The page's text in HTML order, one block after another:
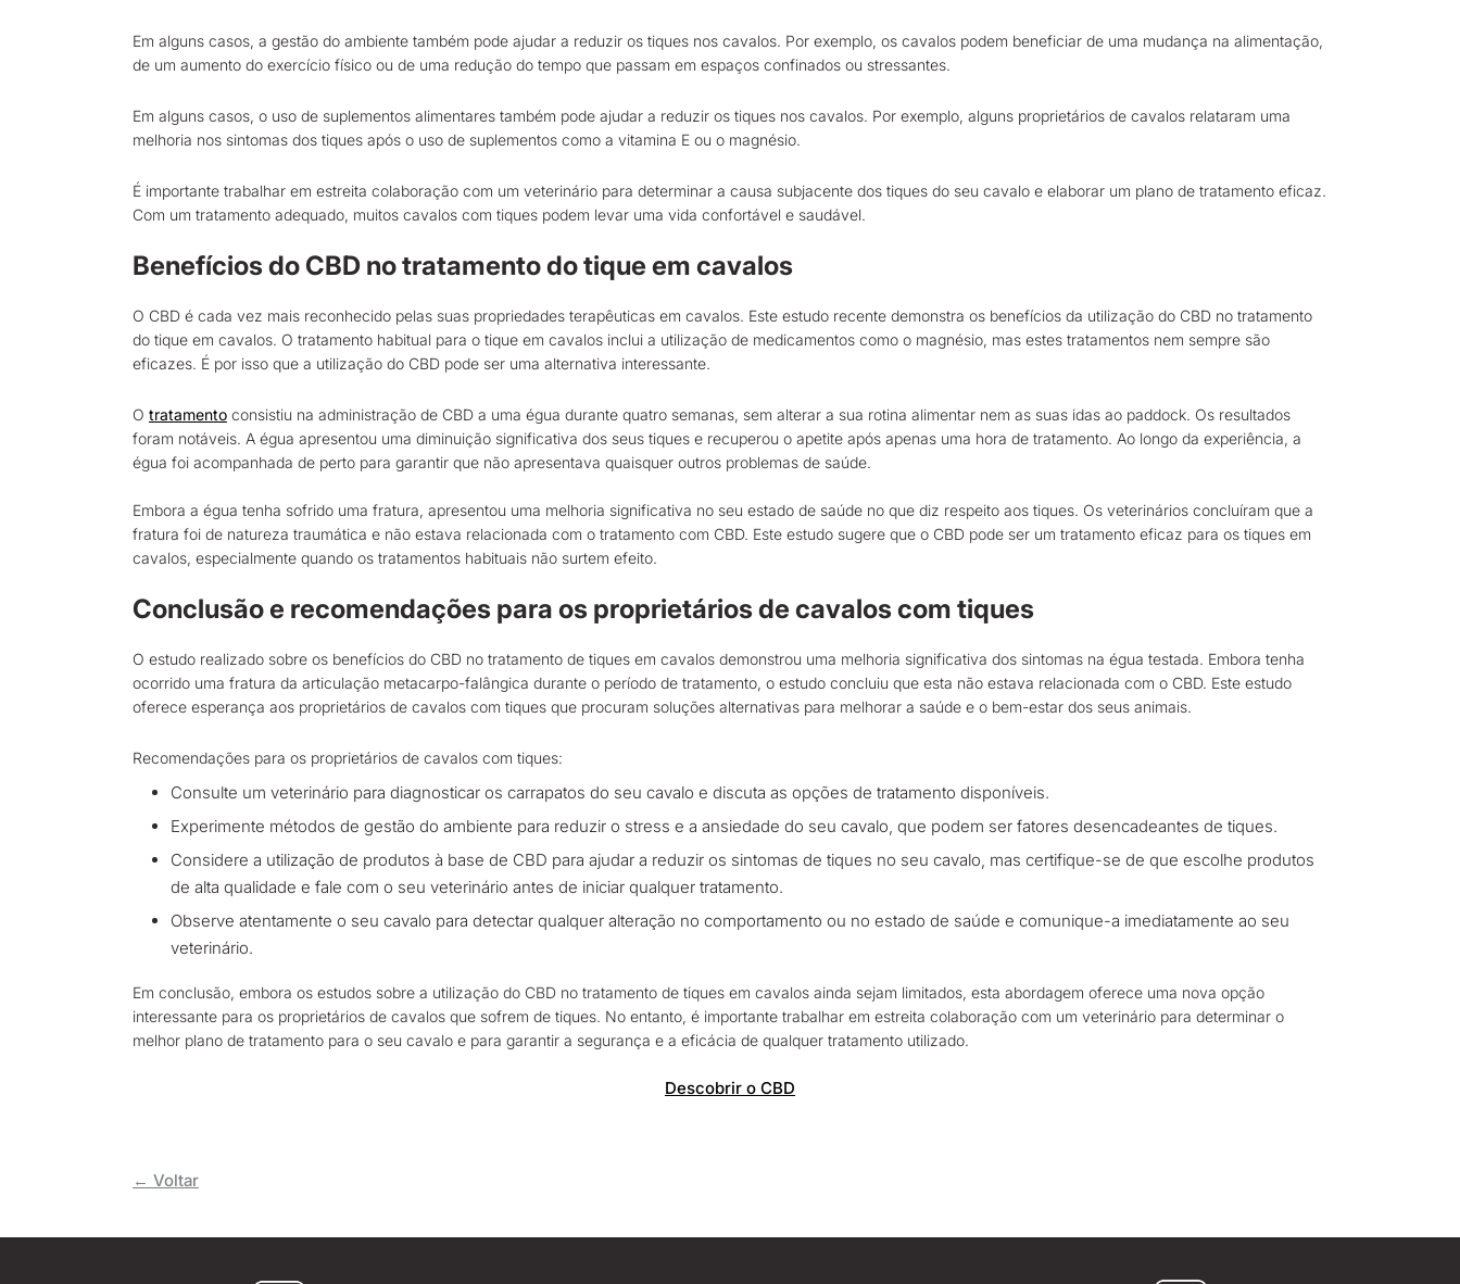
Em alguns casos, a gestão do ambiente também pode ajudar a reduzir os tiques nos cavalos. Por exemplo, os cavalos podem beneficiar de uma mudança na alimentação,
de um aumento do exercício físico ou de uma redução do tempo que passam em espaços confinados ou stressantes.
Em alguns casos, o uso de suplementos alimentares também pode ajudar a reduzir os tiques nos cavalos. Por exemplo, alguns proprietários de cavalos relataram uma
melhoria nos sintomas dos tiques após o uso de suplementos como a vitamina E ou o magnésio.
É importante trabalhar em estreita colaboração com um veterinário para determinar a causa subjacente dos tiques do seu cavalo e elaborar um plano de tratamento eficaz.
Com um tratamento adequado, muitos cavalos com tiques podem levar uma vida confortável e saudável.
Benefícios do CBD no tratamento do tique em cavalos
O CBD é cada vez mais reconhecido pelas suas propriedades terapêuticas em cavalos. Este estudo recente demonstra os benefícios da utilização do CBD no tratamento
do tique em cavalos. O tratamento habitual para o tique em cavalos inclui a utilização de medicamentos como o magnésio, mas estes tratamentos nem sempre são
eficazes. É por isso que a utilização do CBD pode ser uma alternativa interessante.
O tratamento consistiu na administração de CBD a uma égua durante quatro semanas, sem alterar a sua rotina alimentar nem as suas idas ao paddock. Os resultados
foram notáveis. A égua apresentou uma diminuição significativa dos seus tiques e recuperou o apetite após apenas uma hora de tratamento. Ao longo da experiência, a
égua foi acompanhada de perto para garantir que não apresentava quaisquer outros problemas de saúde.
Embora a égua tenha sofrido uma fratura, apresentou uma melhoria significativa no seu estado de saúde no que diz respeito aos tiques. Os veterinários concluíram que a
fratura foi de natureza traumática e não estava relacionada com o tratamento com CBD. Este estudo sugere que o CBD pode ser um tratamento eficaz para os tiques em
cavalos, especialmente quando os tratamentos habituais não surtem efeito.
Conclusão e recomendações para os proprietários de cavalos com tiques
O estudo realizado sobre os benefícios do CBD no tratamento de tiques em cavalos demonstrou uma melhoria significativa dos sintomas na égua testada. Embora tenha
ocorrido uma fratura da articulação metacarpo-falângica durante o período de tratamento, o estudo concluiu que esta não estava relacionada com o CBD. Este estudo
oferece esperança aos proprietários de cavalos com tiques que procuram soluções alternativas para melhorar a saúde e o bem-estar dos seus animais.
Recomendações para os proprietários de cavalos com tiques:
Consulte um veterinário para diagnosticar os carrapatos do seu cavalo e discuta as opções de tratamento disponíveis.
Experimente métodos de gestão do ambiente para reduzir o stress e a ansiedade do seu cavalo, que podem ser fatores desencadeantes de tiques.
Considere a utilização de produtos à base de CBD para ajudar a reduzir os sintomas de tiques no seu cavalo, mas certifique-se de que escolhe produtos
de alta qualidade e fale com o seu veterinário antes de iniciar qualquer tratamento.
Observe atentamente o seu cavalo para detectar qualquer alteração no comportamento ou no estado de saúde e comunique-a imediatamente ao seu
veterinário.
Em conclusão, embora os estudos sobre a utilização do CBD no tratamento de tiques em cavalos ainda sejam limitados, esta abordagem oferece uma nova opção
interessante para os proprietários de cavalos que sofrem de tiques. No entanto, é importante trabalhar em estreita colaboração com um veterinário para determinar o
melhor plano de tratamento para o seu cavalo e para garantir a segurança e a eficácia de qualquer tratamento utilizado.
Descobrir o CBD
← Voltar